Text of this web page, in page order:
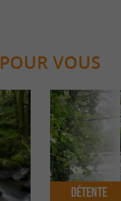
POUR VOUS
Détente